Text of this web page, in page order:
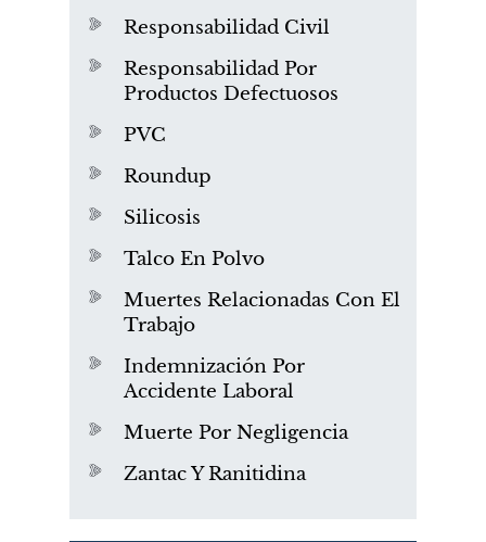
Responsabilidad Civil
Responsabilidad Por
Productos Defectuosos
PVC
Roundup
Silicosis
Talco En Polvo
Muertes Relacionadas Con El
Trabajo
Indemnización Por
Accidente Laboral
Muerte Por Negligencia
Zantac Y Ranitidina